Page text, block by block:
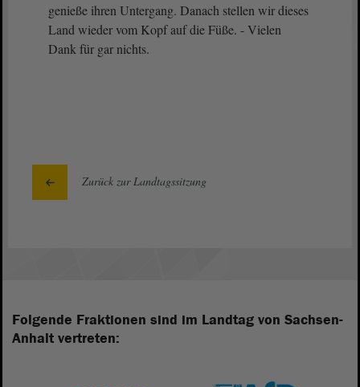
genieße ihren Untergang. Danach stellen wir dieses
Land wieder vom Kopf auf die Füße. - Vielen
Dank für gar nichts.
Zurück zur Landtagssitzung
Folgende Fraktionen sind im Landtag von Sachsen-
Anhalt vertreten: